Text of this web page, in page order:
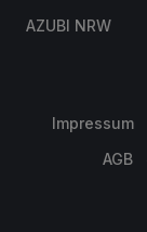
AZUBI NRW
Impressum
AGB